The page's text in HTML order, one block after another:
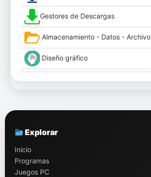
Gestores de Descargas
Almacenamiento - Datos - Archivo
Diseño gráfico
Explorar
Inicio
Programas
Juegos PC